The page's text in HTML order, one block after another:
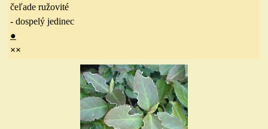
čeľade ružovité
- dospelý jedinec
●
××